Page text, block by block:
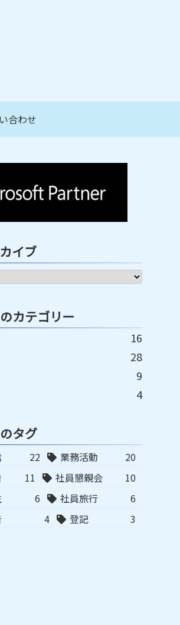
合わせ
イブ
カテゴリー
16
28
9
4
タグ
22 業務活動
20
11 社員懇親会
10
6 社員旅行
6
4 登記 3